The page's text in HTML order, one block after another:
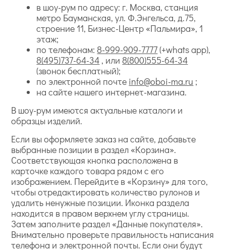
в шоу-рум по адресу: г. Москва, станция
метро Бауманская, ул. Ф.Энгельса, д.75,
строение 11, Бизнес-Центр «Пальмира», 1
этаж;
по телефонам: 8-999-909-7777(+whats app),
8(495)737-64-34 , или 8(800)555-64-34
(звонок бесплатный);
по электронной почте info@oboi-ma.ru ;
на сайте нашего интернет-магазина.
В шоу-рум имеются актуальные каталоги и
образцы изделий.
Если вы оформляете заказ на сайте, добавьте
выбранные позиции в раздел «Корзина».
Соответствующая кнопка расположена в
карточке каждого товара рядом с его
изображением. Перейдите в «Корзину» для того,
чтобы отредактировать количество рулонов и
удалить ненужные позиции. Иконка раздела
находится в правом верхнем углу страницы.
Затем заполните раздел «Данные покупателя».
Внимательно проверьте правильность написания
телефона и электронной почты. Если они будут